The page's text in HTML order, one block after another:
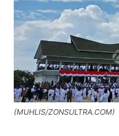
(MUHLIS/ZONSULTRA.COM)